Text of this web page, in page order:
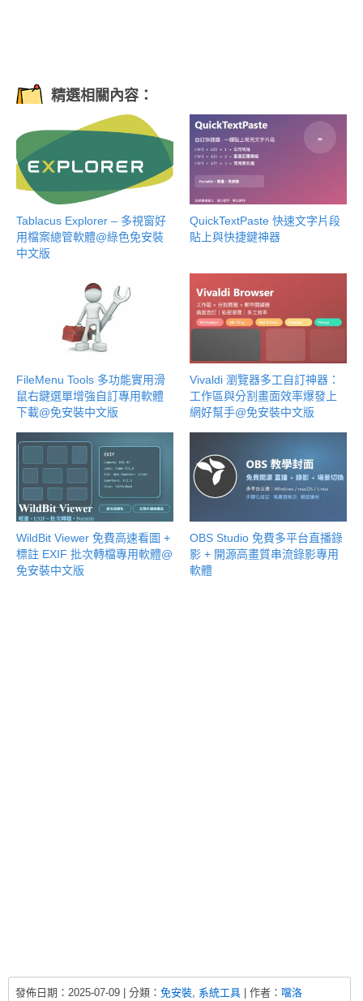
精選相關內容：
Tablacus Explorer – 多視窗好
用檔案總管軟體@綠色免安裝
中文版
QuickTextPaste 快速文字片段
貼上與快捷鍵神器
FileMenu Tools 多功能實用滑
鼠右鍵選單增強自訂專用軟體
下載@免安裝中文版
Vivaldi 瀏覽器多工自訂神器：
工作區與分割畫面效率爆發上
網好幫手@免安裝中文版
WildBit Viewer 免費高速看圖 +
標註 EXIF 批次轉檔專用軟體@
免安裝中文版
OBS Studio 免費多平台直播錄
影 + 開源高畫質串流錄影專用
軟體
發佈日期： 2025-07-09 | 分類： 免安裝, 系統工具 | 作者： 噹洛